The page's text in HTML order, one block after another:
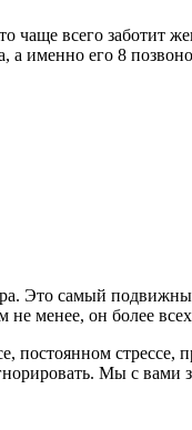
чаще всего заботит
а именно его 8
Это самый
менее, он более
постоянном
Мы с